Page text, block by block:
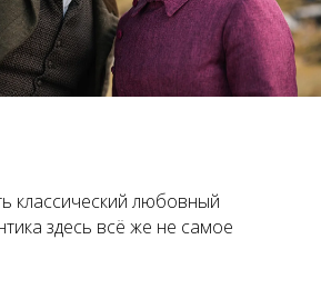
классический любовный
здесь всё же не самое